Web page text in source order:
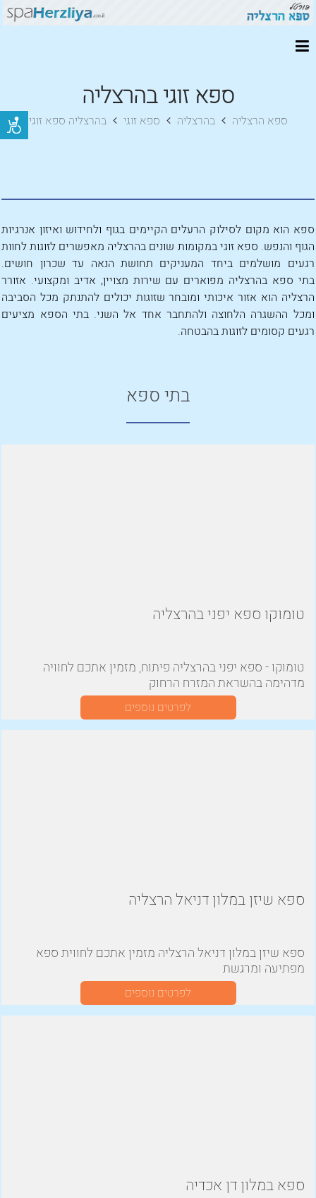
ספא זוגי בהרצליה
ספא הרצליה בהרצליה ספא זוגי בהרצליה ספא זוגי
ספא הוא מקום לסילוק הרעלים הקיימים בגוף ולחידוש ואיזון אנרגיות
הגוף והנפש. ספא זוגי במקומות שונים בהרצליה מאפשרים לזוגות לחוות
רגעים מושלמים ביחד המעניקים תחושת הנאה עד שכרון חושים.
בתי ספא בהרצליה מפוארים עם שירות מצויין, אדיב ומקצועי. אזורר
הרצליה הוא אזור איכותי ומובחר שזוגות יכולים להתנתק מכל הסביבה
ומכל ההשגרה הלחוצה ולהתחבר אחד אל השני. בתי הספא מציעים
רגעים קסומים לזוגות בהבטחה.
בתי ספא
טומוקו ספא יפני בהרצליה
טומוקו - ספא יפני בהרצליה פיתוח, מזמין אתכם לחוויה
מדהימה בהשראת המזרח הרחוק
לפרטים נוספים
ספא שיזן במלון דניאל הרצליה
ספא שיזן במלון דניאל הרצליה מזמין אתכם לחווית ספא
מפתיעה ומרגשת
לפרטים נוספים
ספא במלון דן אכדיה